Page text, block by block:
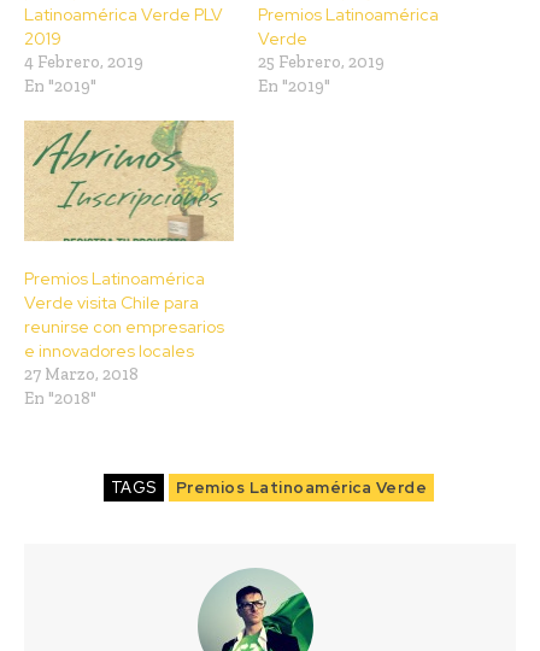
Latinoamérica Verde PLV
2019
4 Febrero, 2019
En "2019"
Premios Latinoamérica
Verde
25 Febrero, 2019
En "2019"
Premios Latinoamérica
Verde visita Chile para
reunirse con empresarios
e innovadores locales
27 Marzo, 2018
En "2018"
TAGS Premios Latinoamérica Verde